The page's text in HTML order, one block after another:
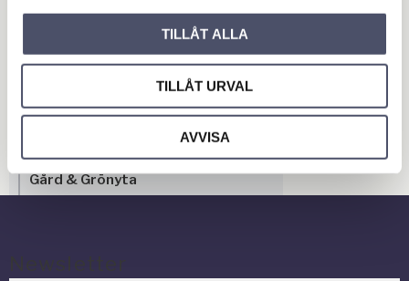
TILLÅT ALLA
TILLÅT URVAL
AVVISA
Verkstadsbänkar
Övrigt
Släpvagn & Trailer
Hus & Hem
Gård & Grönyta
Newsletter